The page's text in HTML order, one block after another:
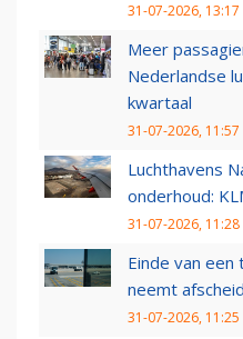
31-07-2026, 13:17
Meer
Nederlandse
kwartaal
31-07-2026, 11:57
Luchthavens
onderhoud:
31-07-2026, 11:28
Einde van een
neemt
31-07-2026, 11:25